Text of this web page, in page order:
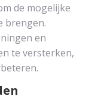
de mogelijke
brengen.
en
te versterken,